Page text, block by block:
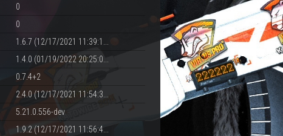
0
0
1.6.7 (12/17/2021 11:39:1...
1.4.0 (01/19/2022 20:25:0...
0.7.4+2
2.4.0 (12/17/2021 11:54:3...
5.21.0.556-dev
1.9.2 (12/17/2021 11:56:4...